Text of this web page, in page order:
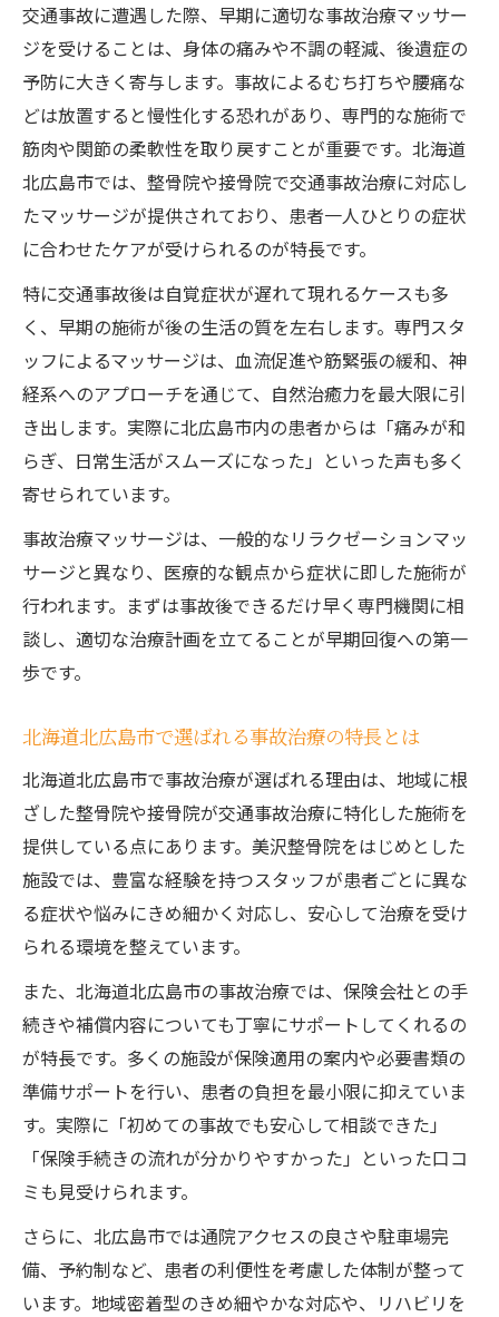
事故治療選びで重視すべきマッサージ技術
の違い
信頼できる整体や整骨院の見分け方と注意
点
北広島市で人気の事故治療院に共通する特
徴
事故治療マッサージの口コミを活かすポイ
ント
保険適用が可能な事故治療施設の選び方
交通事故後の不調改善に信頼できる治療のポイ
ント
交通事故後に必要な症状別事故治療の進め
方
事故治療で身体の痛みを根本改善する方法
整体とマッサージを併用した効果的なケア
後遺症予防のための事故治療プログラムと
は
信頼できる事故治療院選びの実践的アドバ
身体の痛みや後遺症に向き合う事故治療の流れ
身体の痛みや不調に合わせたマッサージ施
術法
後遺症リスクを減らす事故治療のポイント
整体や整骨院で受ける事故治療の特徴
事故治療中に注意したい日常生活の工夫
保険適用で負担を軽減する事故治療の受け方
事故治療で保険適用されるケースと手続き
北広島市で保険対応可能な事故治療院の探
し方
事故治療マッサージの保険請求の具体的手
順
保険適用時に知っておくべき注意点
事故治療費用の自己負担を減らすポイント
事故治療における整体とマッサージの違いを解
説
交通事故に遭遇した際、早期に適切な事故治療マッサー
ジを受けることは、身体の痛みや不調の軽減、後遺症の
予防に大きく寄与します。事故によるむち打ちや腰痛な
どは放置すると慢性化する恐れがあり、専門的な施術で
筋肉や関節の柔軟性を取り戻すことが重要です。北海道
北広島市では、整骨院や接骨院で交通事故治療に対応し
たマッサージが提供されており、患者一人ひとりの症状
に合わせたケアが受けられるのが特長です。
特に交通事故後は自覚症状が遅れて現れるケースも多
く、早期の施術が後の生活の質を左右します。専門スタ
ッフによるマッサージは、血流促進や筋緊張の緩和、神
経系へのアプローチを通じて、自然治癒力を最大限に引
き出します。実際に北広島市内の患者からは「痛みが和
らぎ、日常生活がスムーズになった」といった声も多く
寄せられています。
事故治療マッサージは、一般的なリラクゼーションマッ
サージと異なり、医療的な観点から症状に即した施術が
行われます。まずは事故後できるだけ早く専門機関に相
談し、適切な治療計画を立てることが早期回復への第一
歩です。
北海道北広島市で選ばれる事故治療の特長とは
北海道北広島市で事故治療が選ばれる理由は、地域に根
ざした整骨院や接骨院が交通事故治療に特化した施術を
提供している点にあります。美沢整骨院をはじめとした
施設では、豊富な経験を持つスタッフが患者ごとに異な
る症状や悩みにきめ細かく対応し、安心して治療を受け
られる環境を整えています。
また、北海道北広島市の事故治療では、保険会社との手
続きや補償内容についても丁寧にサポートしてくれるの
が特長です。多くの施設が保険適用の案内や必要書類の
準備サポートを行い、患者の負担を最小限に抑えていま
す。実際に「初めての事故でも安心して相談できた」
「保険手続きの流れが分かりやすかった」といった口コ
ミも見受けられます。
さらに、北広島市では通院アクセスの良さや駐車場完
備、予約制など、患者の利便性を考慮した体制が整って
います。地域密着型のきめ細やかな対応や、リハビリを